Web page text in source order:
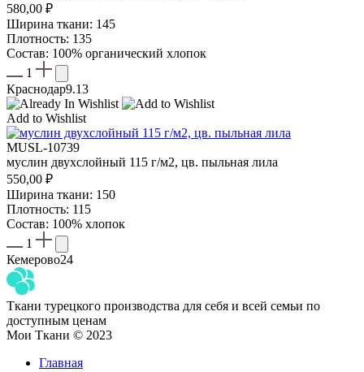
580,00 ₽
Ширина ткани: 145
Плотность: 135
Состав: 100% органический хлопок
1
Краснодар9.13
Add to Wishlist
MUSL-10739
муслин двухслойный 115 г/м2, цв. пыльная лила
550,00 ₽
Ширина ткани: 150
Плотность: 115
Состав: 100% хлопок
1
Кемерово24
Ткани турецкого производства для себя и всей семьи по
доступным ценам
Мои Ткани © 2023
Главная